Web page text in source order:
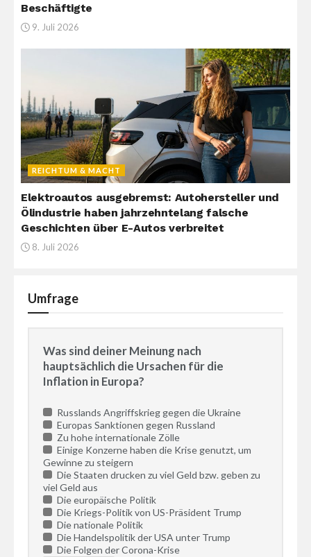
Beschäftigte
9. Juli 2026
REICHTUM & MACHT
Elektroautos ausgebremst: Autohersteller und
Ölindustrie haben jahrzehntelang falsche
Geschichten über E-Autos verbreitet
8. Juli 2026
Umfrage
Was sind deiner Meinung nach
hauptsächlich die Ursachen für die
Inflation in Europa?
Russlands Angriffskrieg gegen die Ukraine
Europas Sanktionen gegen Russland
Zu hohe internationale Zölle
Einige Konzerne haben die Krise genutzt, um
Gewinne zu steigern
Die Staaten drucken zu viel Geld bzw. geben zu
viel Geld aus
Die europäische Politik
Die Kriegs-Politik von US-Präsident Trump
Die nationale Politik
Die Handelspolitik der USA unter Trump
Die Folgen der Corona-Krise